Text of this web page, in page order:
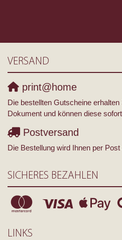
VERSAND
print@home
Die bestellten Gutscheine
Dokument und können diese
Postversand
Die Bestellung wird Ihnen per
SICHERES BEZAHLEN
LINKS